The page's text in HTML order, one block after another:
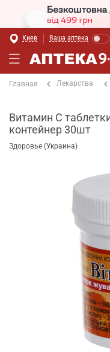
Киев Ваша аптека
Главная Лекарства
Витамин С
контейнер 30шт
Здоровье (Украина)